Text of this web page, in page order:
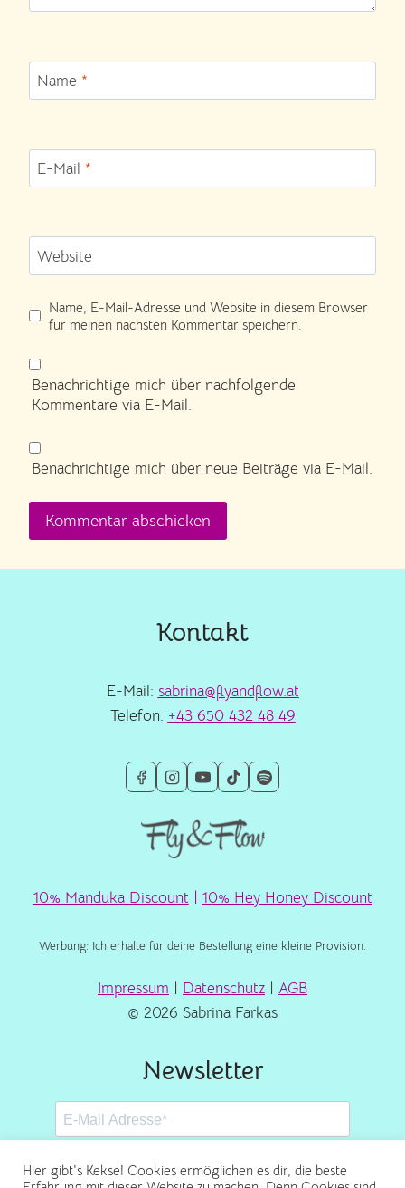
Name *
E-Mail *
Website
Name, E-Mail-Adresse und Website in diesem Browser
für meinen nächsten Kommentar speichern.
Benachrichtige mich über nachfolgende
Kommentare via E-Mail.
Benachrichtige mich über neue Beiträge via E-Mail.
Kontakt
E-Mail: sabrina@flyandflow.at
Telefon: +43 650 432 48 49
10% Manduka Discount 10% Hey Honey Discount
Werbung: Ich erhalte für deine Bestellung eine kleine Provision.
Impressum Datenschutz
AGB
© 2026 Sabrina Farkas
Newsletter
Hier gibt's Kekse! Cookies ermöglichen es dir, die beste